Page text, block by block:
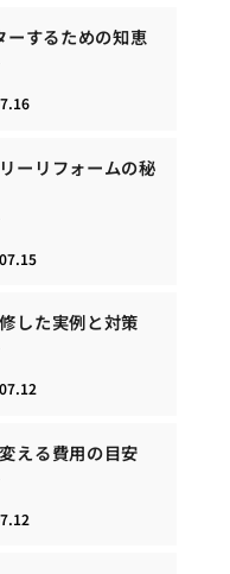
ーするための知恵
ーリフォームの秘
した実例と対策
える費用の目安